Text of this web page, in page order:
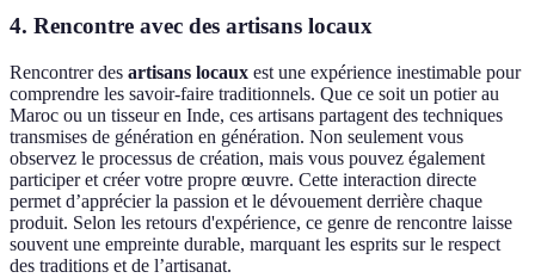
4. Rencontre avec des artisans locaux
Rencontrer des artisans locaux est une expérience inestimable pour
comprendre les savoir-faire traditionnels. Que ce soit un potier au
Maroc ou un tisseur en Inde, ces artisans partagent des techniques
transmises de génération en génération. Non seulement vous
observez le processus de création, mais vous pouvez également
participer et créer votre propre œuvre. Cette interaction directe
permet d’apprécier la passion et le dévouement derrière chaque
produit. Selon les retours d'expérience, ce genre de rencontre laisse
souvent une empreinte durable, marquant les esprits sur le respect
des traditions et de l’artisanat.